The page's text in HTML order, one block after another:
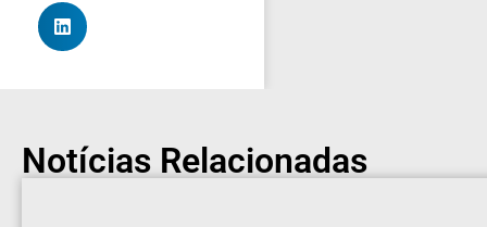
Notícias Relacionadas